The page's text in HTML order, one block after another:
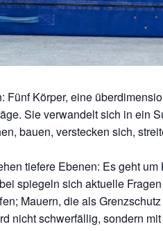
Körper, eine
Sie verwandelt sich in ein
bauen, verstecken sich,
tiefere Ebenen: Es geht
spiegeln sich aktuelle
Mauern, die als
nicht schwerfällig, sondern